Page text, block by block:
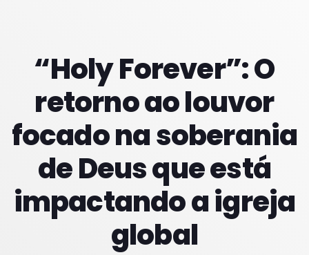
Noites
COM JU
18:00 - 21:59
Noite Maior
COM ERICA
22:00 - 23:59
Noite Maior
00:00 - 01:59
“Holy Forever”: O
retorno ao louvor
focado na soberania
de Deus que está
impactando a igreja
global